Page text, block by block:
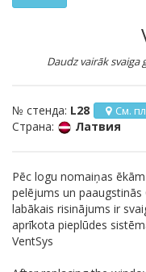
Daudz vairāk svaiga
№ стенда: L28 См.
Страна: Латвия
Pēc logu nomaiņas
pelējums un
labākais risinājums ir
aprīkota pieplūdes
VentSys